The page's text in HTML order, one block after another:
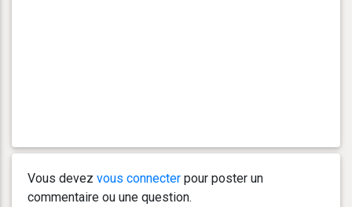
Vous devez vous connecter pour poster un
commentaire ou une question.